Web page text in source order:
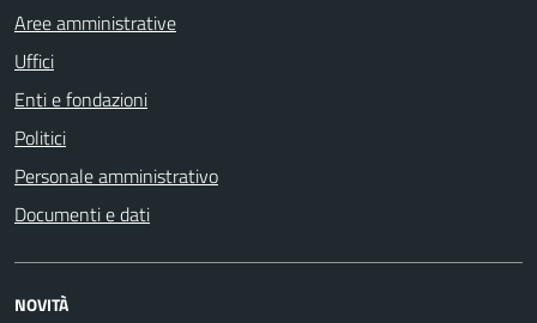
Aree amministrative
Uffici
Enti e fondazioni
Politici
Personale amministrativo
Documenti e dati
NOVITÀ